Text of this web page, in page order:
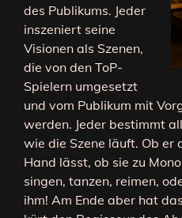
des Publikums. Jeder
inszeniert seine
Visionen als Szenen,
die von den ToP-
Spielern umgesetzt
und vom Publikum mit
werden. Jeder bestimmt
wie die Szene läuft. Ob er
Hand lässt, ob sie zu
singen, tanzen, reimen,
ihm! Am Ende aber hat